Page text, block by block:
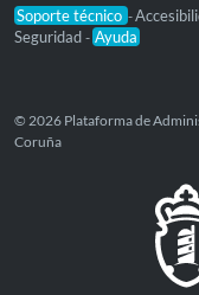
Soporte técnico -
Seguridad - Ayuda
© 2026 Plataforma de
Coruña